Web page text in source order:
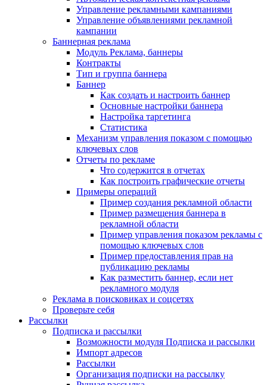
Управление рекламными кампаниями
Управление объявлениями рекламной
кампании
Баннерная реклама
Модуль Реклама, баннеры
Контракты
Тип и группа баннера
Баннер
Как создать и настроить баннер
Основные настройки баннера
Настройка таргетинга
Статистика
Механизм управления показом с помощью
ключевых слов
Отчеты по рекламе
Что содержится в отчетах
Как построить графические отчеты
Примеры операций
Пример создания рекламной области
Пример размещения баннера в
рекламной области
Пример управления показом рекламы с
помощью ключевых слов
Пример предоставления прав на
публикацию рекламы
Как разместить баннер, если нет
рекламного модуля
Реклама в поисковиках и соцсетях
Проверьте себя
Рассылки
Подписка и рассылки
Возможности модуля Подписка и рассылки
Импорт адресов
Рассылки
Организация подписки на рассылку